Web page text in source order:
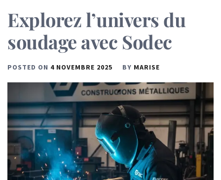
Explorez l’univers du
soudage avec Sodec
POSTED ON 4 NOVEMBRE 2025 BY MARISE